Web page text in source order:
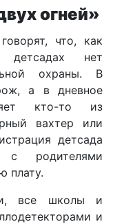
огней»
что, как
детсадах нет
охраны. В
а в дневное
кто-то из
вахтер или
детсада
с родителями
плату.
все школы и
и